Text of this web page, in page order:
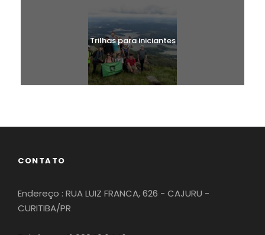
Trilhas para iniciantes
CONTATO
Endereço : RUA LUIZ FRANCA, 626 - CAJURU -
CURITIBA/PR